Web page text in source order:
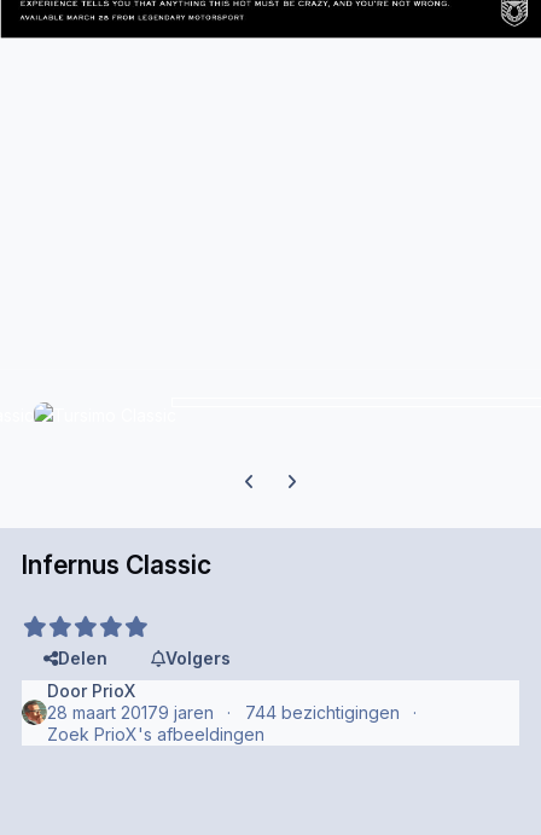
Previous carousel slide
Next carousel slide
Infernus Classic
Delen
Volgers
Door PrioX
28 maart 20179 jaren
744 bezichtigingen
Zoek PrioX's afbeeldingen